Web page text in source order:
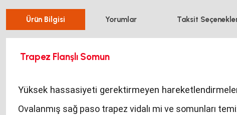
Ürün Bilgisi Yorumlar Taksit
Trapez Flanşlı Somun
Yüksek hassasiyeti gerektirmeyen
Ovalanmış sağ paso trapez vidalı mi ve somunları